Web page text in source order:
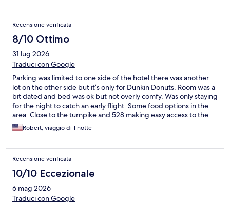
Recensione verificata
8/10 Ottimo
31 lug 2026
Traduci con Google
Parking was limited to one side of the hotel there was another
lot on the other side but it’s only for Dunkin Donuts. Room was a
bit dated and bed was ok but not overly comfy. Was only staying
for the night to catch an early flight. Some food options in the
area. Close to the turnpike and 528 making easy access to the
airport. Couple minutes from Universal and about 20 via i4 or
the 417 to Disney
Robert, viaggio di 1 notte
Recensione verificata
10/10 Eccezionale
6 mag 2026
Traduci con Google